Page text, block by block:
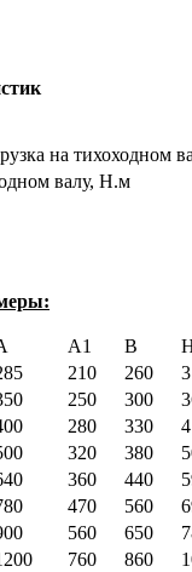
на тихоходном
валу, Н.м
A1 B
210 260
250 300
280 330
320 380
360 440
470 560
560 650
760 860